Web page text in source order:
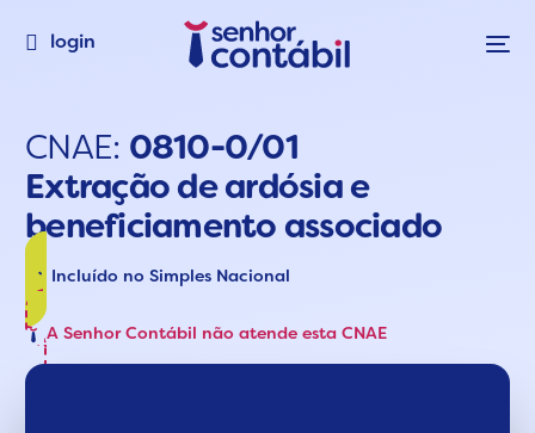
login
CNAE: 0810-0/01
Extração de ardósia e
beneficiamento associado
Incluído no Simples Nacional
A Senhor Contábil não atende esta CNAE